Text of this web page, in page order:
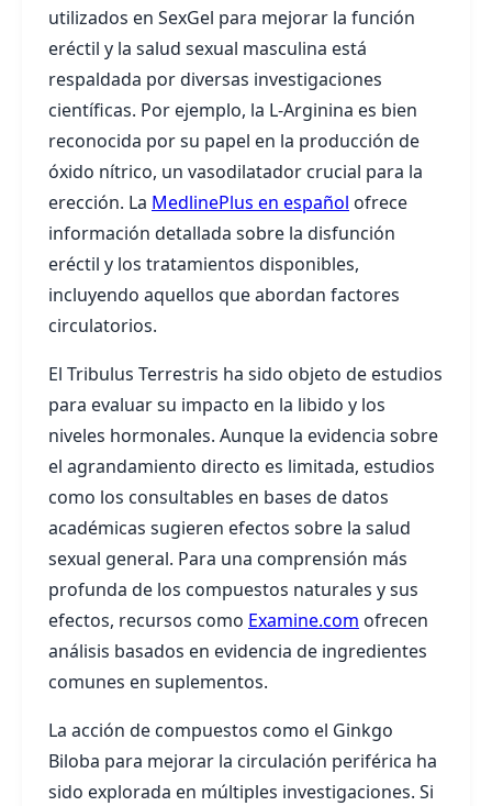
utilizados en SexGel para mejorar la función
eréctil y la salud sexual masculina está
respaldada por diversas investigaciones
científicas. Por ejemplo, la L-Arginina es bien
reconocida por su papel en la producción de
óxido nítrico, un vasodilatador crucial para la
erección. La MedlinePlus en español ofrece
información detallada sobre la disfunción
eréctil y los tratamientos disponibles,
incluyendo aquellos que abordan factores
circulatorios.
El Tribulus Terrestris ha sido objeto de estudios
para evaluar su impacto en la libido y los
niveles hormonales. Aunque la evidencia sobre
el agrandamiento directo es limitada, estudios
como los consultables en bases de datos
académicas sugieren efectos sobre la salud
sexual general. Para una comprensión más
profunda de los compuestos naturales y sus
efectos, recursos como Examine.com ofrecen
análisis basados en evidencia de ingredientes
comunes en suplementos.
La acción de compuestos como el Ginkgo
Biloba para mejorar la circulación periférica ha
sido explorada en múltiples investigaciones. Si